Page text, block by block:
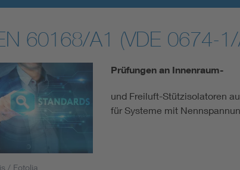
Security
DKE
Circular
60168/A1 (VDE 0674-
/ Fotolia
Prüfungen an Innenraum-
und Freiluft-Stützisolatoren
für Systeme mit